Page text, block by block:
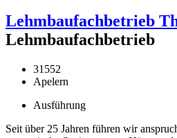
Lehmbaufachbetrieb
Lehmbaufachbetrieb
31552
Apelern
Ausführung
Seit über 25 Jahren führen wir